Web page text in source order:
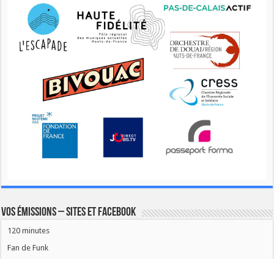
Vos émissions – Sites et Facebook
120 minutes
Fan de Funk